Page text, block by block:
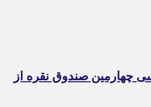
چهارمین صندوق نقره از